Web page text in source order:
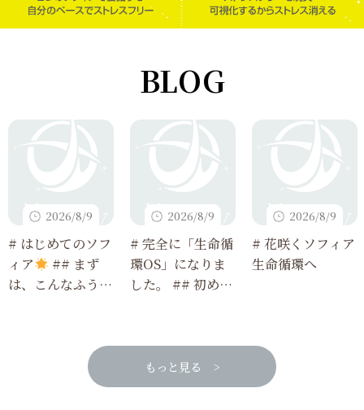
BLOG
2026/8/9
# はじめてのソフ
ィア
は、こんなふうに
2026/8/9
# 完全に「生命循
環OS」になりま
した。 ## 初めて
ップデート
2026/8/9
# 花咲くソフィア
生命循環へ
もっと見る >